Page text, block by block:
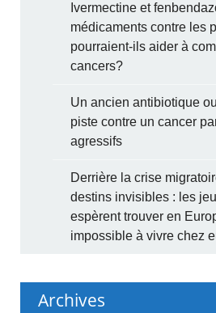
Ivermectine et
médicaments contre les
pourraient-ils aider à
cancers?
Un ancien antibiotique
piste contre un cancer
agressifs
Derrière la crise
destins invisibles : les
espèrent trouver en
impossible à vivre chez
Archives